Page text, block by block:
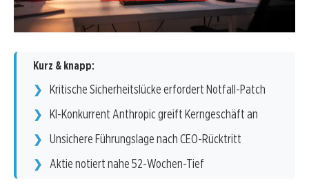
Kurz & knapp:
Kritische Sicherheitslücke erfordert Notfall-Patch
KI-Konkurrent Anthropic greift Kerngeschäft an
Unsichere Führungslage nach CEO-Rücktritt
Aktie notiert nahe 52-Wochen-Tief